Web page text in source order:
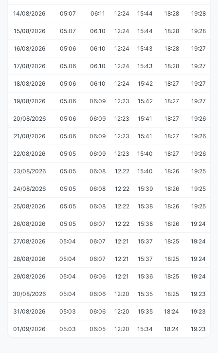
14/08/2026 05:07 06:11 12:24 15:44 18:28 19:28
15/08/2026 05:07 06:10 12:24 15:44 18:28 19:28
16/08/2026 05:06 06:10 12:24 15:43 18:28 19:27
17/08/2026 05:06 06:10 12:24 15:43 18:28 19:27
18/08/2026 05:06 06:10 12:24 15:42 18:27 19:27
19/08/2026 05:06 06:09 12:23 15:42 18:27 19:27
20/08/2026 05:06 06:09 12:23 15:41 18:27 19:26
21/08/2026 05:06 06:09 12:23 15:41 18:27 19:26
22/08/2026 05:05 06:09 12:23 15:40 18:27 19:26
23/08/2026 05:05 06:08 12:22 15:40 18:26 19:25
24/08/2026 05:05 06:08 12:22 15:39 18:26 19:25
25/08/2026 05:05 06:08 12:22 15:38 18:26 19:25
26/08/2026 05:05 06:07 12:22 15:38 18:26 19:24
27/08/2026 05:04 06:07 12:21 15:37 18:25 19:24
28/08/2026 05:04 06:07 12:21 15:37 18:25 19:24
29/08/2026 05:04 06:06 12:21 15:36 18:25 19:24
30/08/2026 05:04 06:06 12:20 15:35 18:25 19:23
31/08/2026 05:03 06:06 12:20 15:35 18:24 19:23
01/09/2026 05:03 06:05 12:20 15:34 18:24 19:23